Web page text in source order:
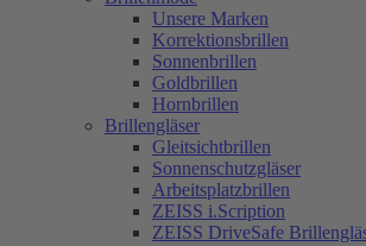
Unsere Marken
Korrektionsbrillen
Sonnenbrillen
Goldbrillen
Hornbrillen
Brillengläser
Gleitsichtbrillen
Sonnenschutzgläser
Arbeitsplatzbrillen
ZEISS i.Scription
ZEISS DriveSafe